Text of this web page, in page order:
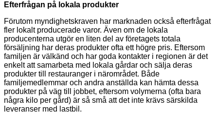
Efterfrågan på lokala produkter
Förutom myndighetskraven har marknaden också efterfrågat
fler lokalt producerade varor. Även om de lokala
producenterna utgör en liten del av företagets totala
försäljning har deras produkter ofta ett högre pris. Eftersom
familjen är välkänd och har goda kontakter i regionen är det
enkelt att samarbeta med lokala gårdar och sälja deras
produkter till restauranger i närområdet. Både
familjemedlemmar och andra anställda kan hämta dessa
produkter på väg till jobbet, eftersom volymerna (ofta bara
några kilo per gård) är så små att det inte krävs särskilda
leveranser med lastbil.